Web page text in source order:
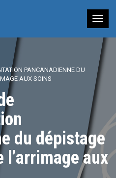
à
PANCANADIENNE DU
AUX SOINS
du dépistage
l’arrimage aux